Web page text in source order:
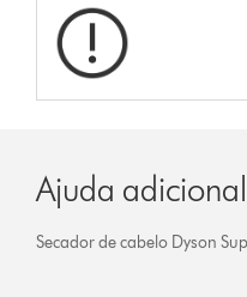
Ajuda adicional
Secador de cabelo Dyson